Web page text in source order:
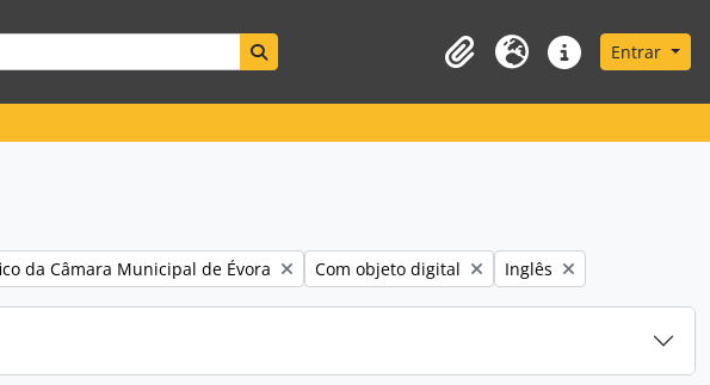
Search in browse page
Área de transferência
Idioma Ligações rápidas
Entrar
da Câmara Municipal de Évora Remove filter:
Com objeto digital Remove filter:
Inglês